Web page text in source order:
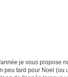
je vous propose
peu tard pour Noel (ou